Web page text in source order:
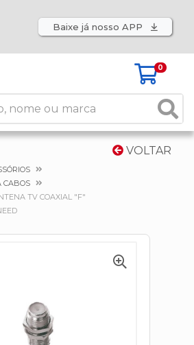
Baixe já nosso APP
0
VOLTAR
CABOS
TV COAXIAL "F"